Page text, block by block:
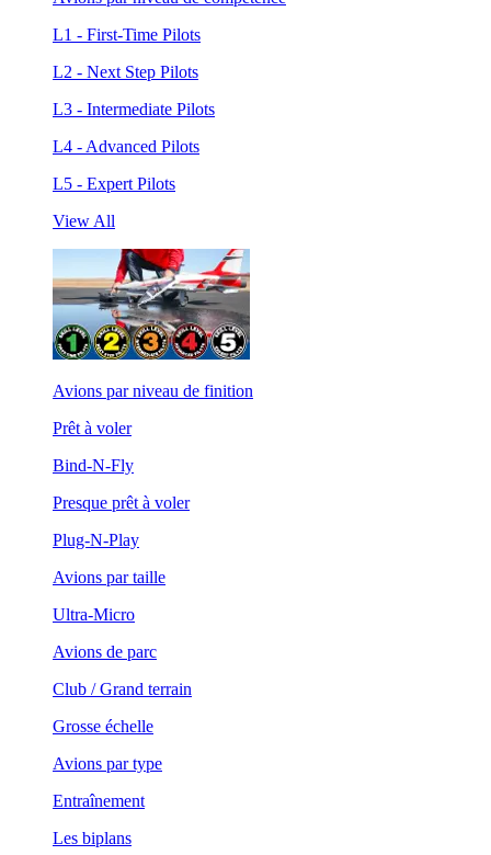
L1 - First-Time Pilots
L2 - Next Step Pilots
L3 - Intermediate Pilots
L4 - Advanced Pilots
L5 - Expert Pilots
View All
Avions par niveau de finition
Prêt à voler
Bind-N-Fly
Presque prêt à voler
Plug-N-Play
Avions par taille
Ultra-Micro
Avions de parc
Club / Grand terrain
Grosse échelle
Avions par type
Entraînement
Les biplans